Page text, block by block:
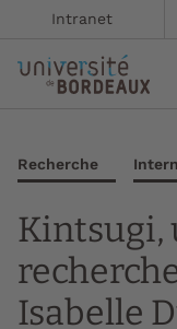
Intranet
Recherche
Kintsugi,
Isabelle